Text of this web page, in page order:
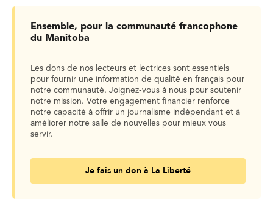
Ensemble, pour la communauté francophone
du Manitoba
Les dons de nos lecteurs et lectrices sont essentiels
pour fournir une information de qualité en français pour
notre communauté. Joignez-vous à nous pour soutenir
notre mission. Votre engagement financier renforce
notre capacité à offrir un journalisme indépendant et à
améliorer notre salle de nouvelles pour mieux vous
servir.
Je fais un don à La Liberté